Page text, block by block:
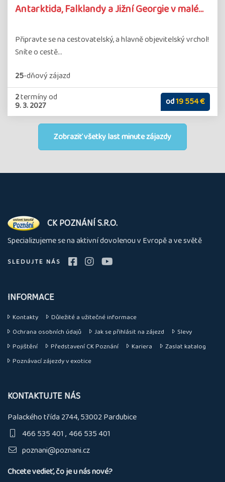
Antarktida, Falklandy a Jižní Georgie v malé…
Připravte se na cestovatelský, a hlavně objevitelský vrchol!
Sníte o cestě…
25-dňovýzájazd
2termínyod
9. 3. 2027 od19 554 €
Zobraziť všetky last minute zájazdy
O
nás
CK POZNÁNÍ S.R.O.
Specializujeme se na aktivní dovolenou v Evropě a ve světě
SLEDUJTE NÁS
INFORMACE
Kontakty
Důležité a užitečné informace
Ochrana osobních údajů
Jak se přihlásit na zájezd
Slevy
Pojištění
Představení CK Poznání Kariera
Zaslat katalog
Poznávací zájezdy v exotice
KONTAKTUJTE NÁS
Palackého třída 2744, 53002 Pardubice
466 535 401 466 535 401
poznani@poznani.cz
Chcete vedieť, čo je u nás nové?